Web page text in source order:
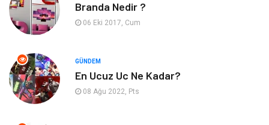
Bahçe Ev Maden ve Metal
Organizasyon Plastik
Emlak
Branda Nedir ?
06 Eki 2017, Cum
GÜNDEM
En Ucuz Uc Ne Kadar?
08 Ağu 2022, Pts